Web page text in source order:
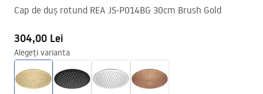
Cap de duș rotund REA JS-P014BG 30cm Brush Gold
304,00 Lei
Alegeți varianta